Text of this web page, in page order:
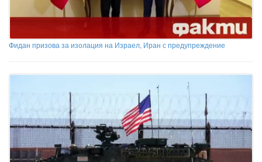
Фидан призова за изолация на Израел, Иран с предупреждение